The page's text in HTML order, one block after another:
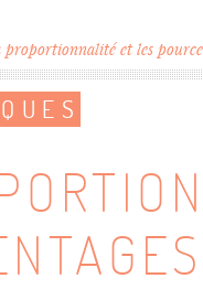
proportionnalité et les